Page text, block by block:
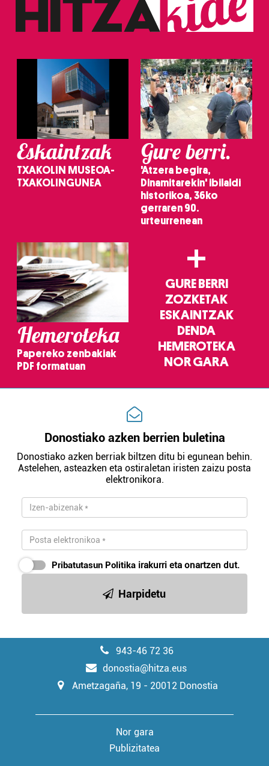
Eskaintzak
TXAKOLIN MUSEOA-
TXAKOLINGUNEA
Gure berri.
'Atzera begira,
Dinamitarekin' ibilaldi
historikoa, 36ko
gerraren 90.
urteurrenean
Hemeroteka
Papereko zenbakiak
PDF formatuan
+
GURE BERRI
ZOZKETAK
ESKAINTZAK
DENDA
HEMEROTEKA
NOR GARA
Donostiako azken berrien buletina
Donostiako azken berriak biltzen ditu bi egunean behin.
Astelehen, asteazken eta ostiraletan iristen zaizu posta
elektronikora.
Pribatutasun Politika irakurri eta onartzen dut.
Harpidetu
943-46 72 36
donostia@hitza.eus
Ametzagaña, 19 - 20012 Donostia
Nor gara
Publizitatea